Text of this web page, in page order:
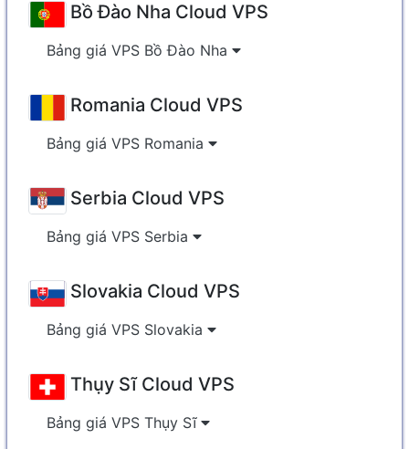
Bồ Đào Nha Cloud VPS
Bảng giá VPS Bồ Đào Nha
Romania Cloud VPS
Bảng giá VPS Romania
Serbia Cloud VPS
Bảng giá VPS Serbia
Slovakia Cloud VPS
Bảng giá VPS Slovakia
Thụy Sĩ Cloud VPS
Bảng giá VPS Thụy Sĩ